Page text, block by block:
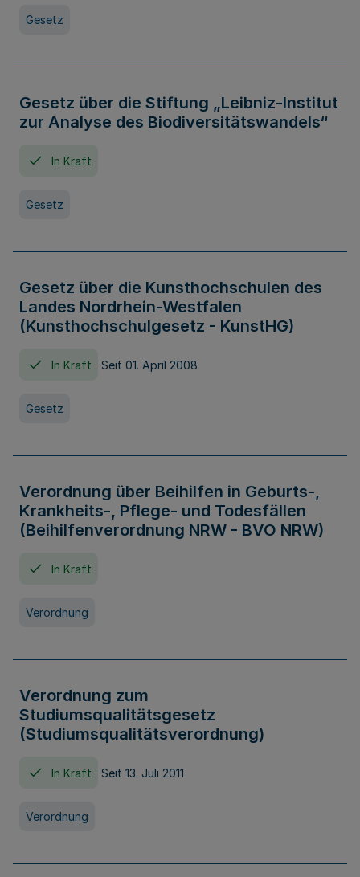
Gesetz
Gesetz über die Stiftung „Leibniz-Institut
zur Analyse des Biodiversitätswandels“
In Kraft
Gesetz
Gesetz über die Kunsthochschulen des
Landes Nordrhein-Westfalen
(Kunsthochschulgesetz - KunstHG)
In Kraft Seit 01. April 2008
Gesetz
Verordnung über Beihilfen in Geburts-,
Krankheits-, Pflege- und Todesfällen
(Beihilfenverordnung NRW - BVO NRW)
In Kraft
Verordnung
Verordnung zum
Studiumsqualitätsgesetz
(Studiumsqualitätsverordnung)
In Kraft Seit 13. Juli 2011
Verordnung